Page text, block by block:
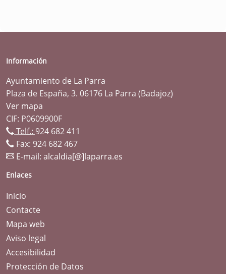
Información
Ayuntamiento de La Parra
Plaza de España, 3. 06176 La Parra (Badajoz)
Ver mapa
CIF: P0609900F
Telf.: 924 682 411
Fax: 924 682 467
E-mail: alcaldia[@]laparra.es
Enlaces
Inicio
Contacte
Mapa web
Aviso legal
Accesibilidad
Protección de Datos